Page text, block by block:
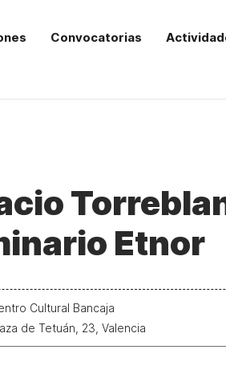
Convocatorias
Etnor
Cultural Bancaja
de Tetuán, 23, Valencia